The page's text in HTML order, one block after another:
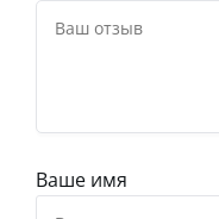
Ваше имя